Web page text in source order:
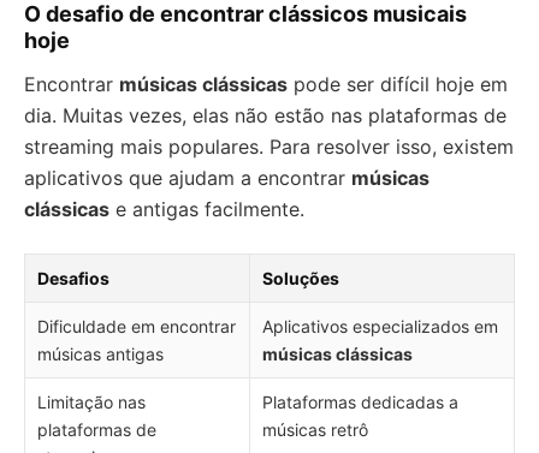
O desafio de encontrar clássicos musicais
hoje
Encontrar músicas clássicas pode ser difícil hoje em
dia. Muitas vezes, elas não estão nas plataformas de
streaming mais populares. Para resolver isso, existem
aplicativos que ajudam a encontrar músicas
clássicas e antigas facilmente.
Desafios Soluções
Dificuldade em encontrar
músicas antigas
Aplicativos especializados em
músicas clássicas
Limitação nas
plataformas de
Plataformas dedicadas a
músicas retrô